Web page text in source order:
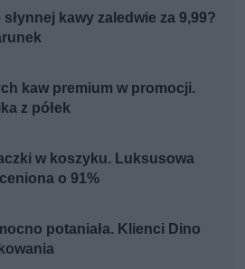
kawy zaledwie za 9,99?
kaw premium w promocji.
z półek
w koszyku. Luksusowa
o 91%
potaniała. Klienci Dino